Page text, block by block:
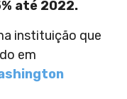
até 2022.
instituição que
em